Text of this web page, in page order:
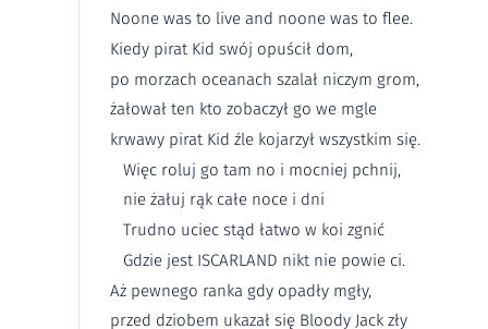
Noone was to live and noone was to flee.
Kiedy pirat Kid swój opuścił dom,
po morzach oceanach szalał niczym grom,
żałował ten kto zobaczył go we mgle
krwawy pirat Kid źle kojarzył wszystkim się.
Więc roluj go tam no i mocniej pchnij,
nie żałuj rąk całe noce i dni
Trudno uciec stąd łatwo w koi zgnić
Gdzie jest ISCARLAND nikt nie powie ci.
Aż pewnego ranka gdy opadły mgły,
przed dziobem ukazał się Bloody Jack zły